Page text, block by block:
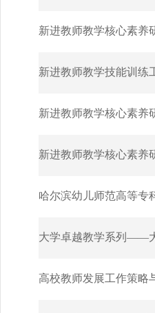
新进教师教学核心素养
新进教师教学技能训练
新进教师教学核心素养
新进教师教学核心素养
哈尔滨幼儿师范高等专
大学卓越教学系列——
高校教师发展工作策略